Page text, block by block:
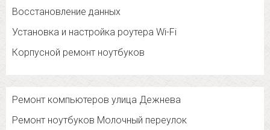
Восстановление данных
Установка и настройка роутера Wi-Fi
Корпусной ремонт ноутбуков
Ремонт компьютеров улица Дежнева
Ремонт ноутбуков Молочный переулок